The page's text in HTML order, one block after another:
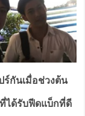
กันเมื่อช่วงต้น
ได้รับฟีดแบ็กที่ดี